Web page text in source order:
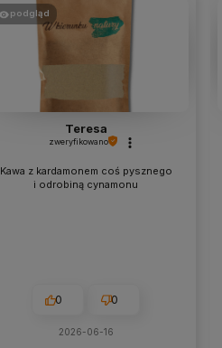
podgląd
Teresa
zweryfikowano
Kawa z kardamonem coś pysznego
i odrobiną cynamonu
0 0
2026-06-16